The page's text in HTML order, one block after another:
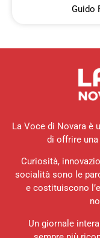
Guido
La Voce di Novara è
di offrire
Curiosità,
socialità sono le
e costituiscono
Un giornale